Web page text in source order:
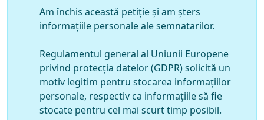
Am închis această petiție și am șters
informațiile personale ale semnatarilor.
Regulamentul general al Uniunii Europene
privind protecția datelor (GDPR) solicită un
motiv legitim pentru stocarea informațiilor
personale, respectiv ca informațiile să fie
stocate pentru cel mai scurt timp posibil.